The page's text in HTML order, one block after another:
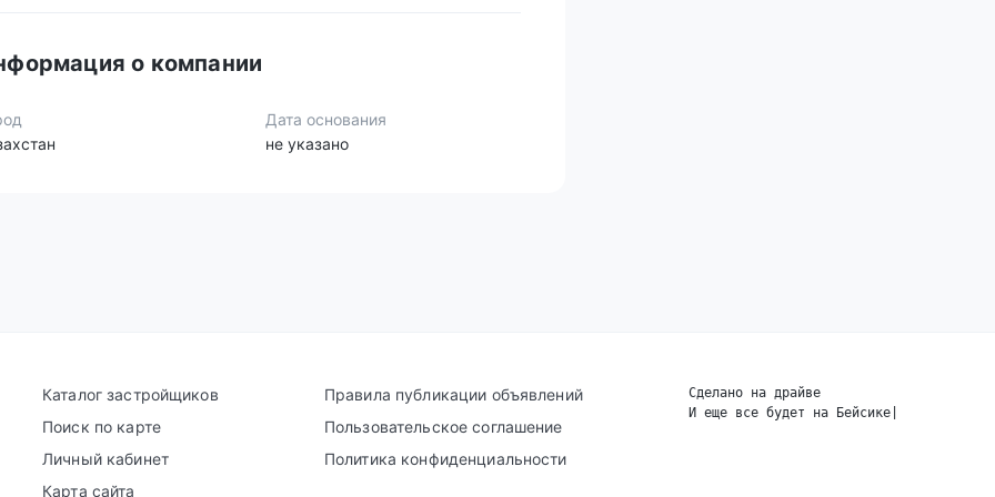
о компании
Дата основания
не указано
Каталог застройщиков
Поиск по карте
Личный кабинет
Карта сайта
Правила публикации объявлений
Пользовательское соглашение
Политика конфиденциальности
Сделано на драйве
И еще все будет на Бейсике